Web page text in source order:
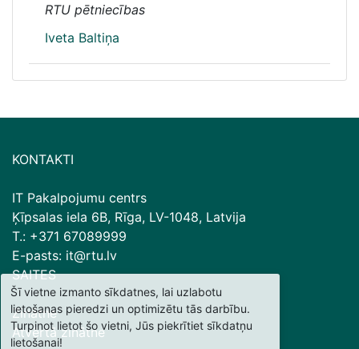
RTU pētniecības
Iveta Baltiņa
KONTAKTI
IT Pakalpojumu centrs
Ķīpsalas iela 6B, Rīga, LV-1048, Latvija
T.: +371 67089999
E-pasts: it@rtu.lv
SAITES
Zinātne
Atvērtā zinātne
Šī vietne izmanto sīkdatnes, lai uzlabotu
lietošanas pieredzi un optimizētu tās darbību.
Turpinot lietot šo vietni, Jūs piekrītiet sīkdatņu
lietošanai!